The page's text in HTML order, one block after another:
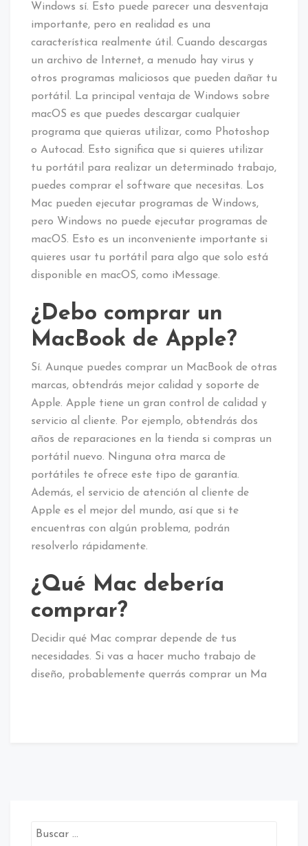
Windows sí. Esto puede parecer una desventaja
importante, pero en realidad es una
característica realmente útil. Cuando descargas
un archivo de Internet, a menudo hay virus y
otros programas maliciosos que pueden dañar tu
portátil. La principal ventaja de Windows sobre
macOS es que puedes descargar cualquier
programa que quieras utilizar, como Photoshop
o Autocad. Esto significa que si quieres utilizar
tu portátil para realizar un determinado trabajo,
puedes comprar el software que necesitas. Los
Mac pueden ejecutar programas de Windows,
pero Windows no puede ejecutar programas de
macOS. Esto es un inconveniente importante si
quieres usar tu portátil para algo que solo está
disponible en macOS, como iMessage.
¿Debo comprar un
MacBook de Apple?
Sí. Aunque puedes comprar un MacBook de otras
marcas, obtendrás mejor calidad y soporte de
Apple. Apple tiene un gran control de calidad y
servicio al cliente. Por ejemplo, obtendrás dos
años de reparaciones en la tienda si compras un
portátil nuevo. Ninguna otra marca de
portátiles te ofrece este tipo de garantía.
Además, el servicio de atención al cliente de
Apple es el mejor del mundo, así que si te
encuentras con algún problema, podrán
resolverlo rápidamente.
¿Qué Mac debería
comprar?
Decidir qué Mac comprar depende de tus
necesidades. Si vas a hacer mucho trabajo de
diseño, probablemente querrás comprar un Ma
Buscar: